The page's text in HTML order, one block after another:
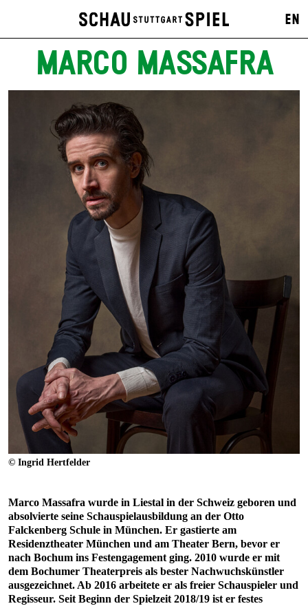
EN
MARCO MASSAFRA
© Ingrid Hertfelder
Marco Massafra wurde in Liestal in der Schweiz geboren und
absolvierte seine Schauspielausbildung an der Otto
Falckenberg Schule in München. Er gastierte am
Residenztheater München und am Theater Bern, bevor er
nach Bochum ins Festengagement ging. 2010 wurde er mit
dem Bochumer Theaterpreis als bester Nachwuchskünstler
ausgezeichnet. Ab 2016 arbeitete er als freier Schauspieler und
Regisseur. Seit Beginn der Spielzeit 2018/19 ist er festes